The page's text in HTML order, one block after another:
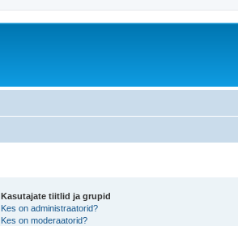
Kasutajate tiitlid ja grupid
Kes on administraatorid?
Kes on moderaatorid?